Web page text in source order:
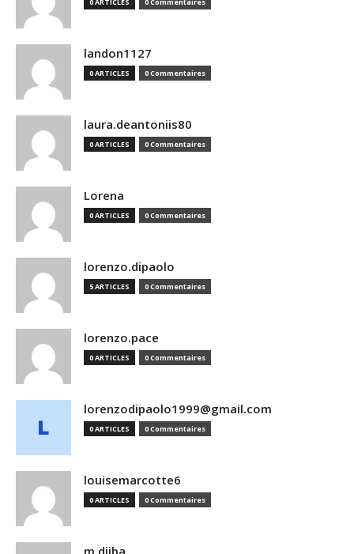
landon1127
0 ARTICLES 0 Commentaires
laura.deantoniis80
0 ARTICLES 0 Commentaires
Lorena
0 ARTICLES 0 Commentaires
lorenzo.dipaolo
5 ARTICLES 0 Commentaires
lorenzo.pace
0 ARTICLES 0 Commentaires
lorenzodipaolo1999@gmail.com
0 ARTICLES 0 Commentaires
louisemarcotte6
0 ARTICLES 0 Commentaires
m.djiba